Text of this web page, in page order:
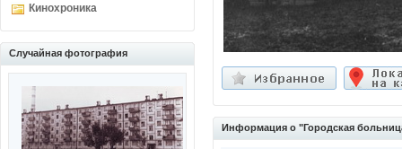
Кинохроника
Случайная фотография
Информация о "Городская